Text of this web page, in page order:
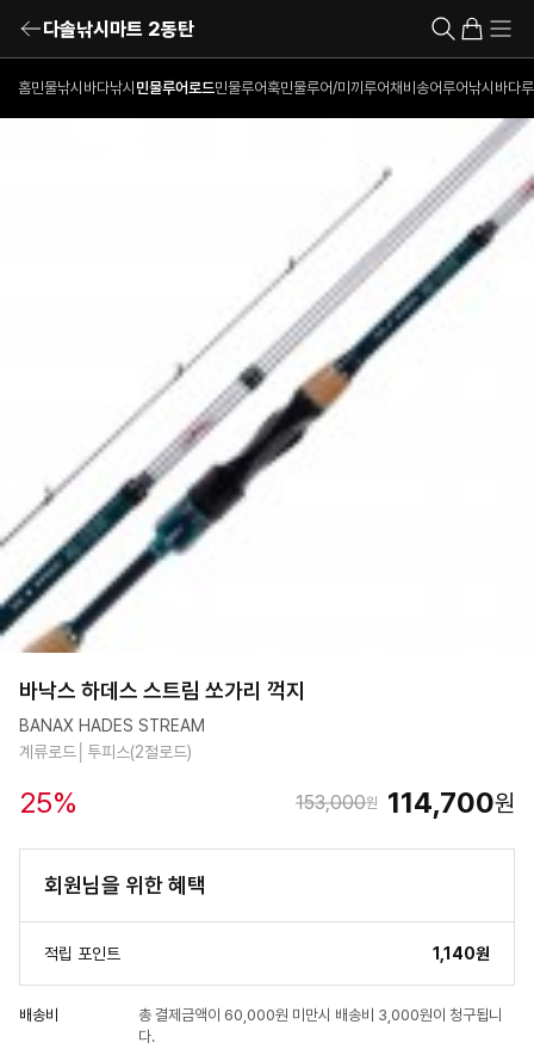
다솔낚시마트 2동탄
홈민물낚시 바다낚시 민물루어로드민물루어훅민물루어/미끼 루어채비 송어루어낚시 바다
바낙스 하데스 스트림 쏘가리 꺽지
BANAX HADES STREAM
계류로드│투피스(2절로드)
25% 153,000원 114,700원
회원님을 위한 혜택
적립 포인트 1,140원
배송비
총 결제금액이 60,000원 미만시 배송비 3,000원이 청구됩니
다.